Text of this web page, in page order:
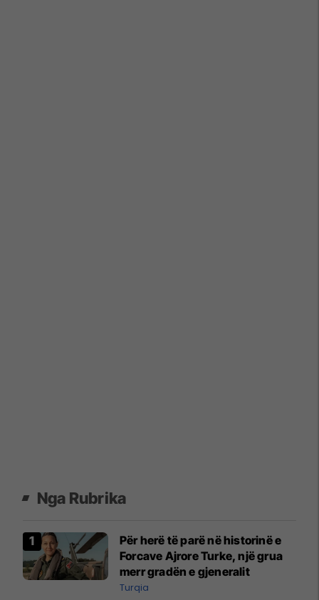
Nga Rubrika
Për herë të parë në historinë e
Forcave Ajrore Turke, një grua
merr gradën e gjeneralit
Turqia